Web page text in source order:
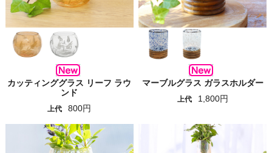
カッティンググラス リーフ ラウ
ンド
上代 800円
マーブルグラス ガラスホルダー
上代 1,800円